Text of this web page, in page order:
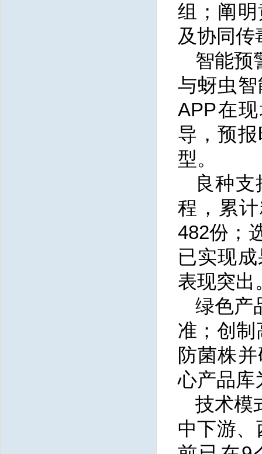
组；阐
及协同
智能预
与蚜虫
APP在
导，预
型。
良种
程，累
482份；
已实现
表现突出
绿色产
准；创
防菌株
心产品库
技术模
中下游